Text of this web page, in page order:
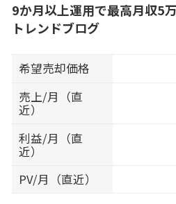
9か月以上運用で最高月収5
トレンドブログ
希望売却価格
売上/月（直
近）
利益/月（直
近）
PV/月（直近）